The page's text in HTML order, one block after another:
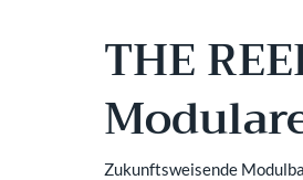
THE
Zukunftsweisende